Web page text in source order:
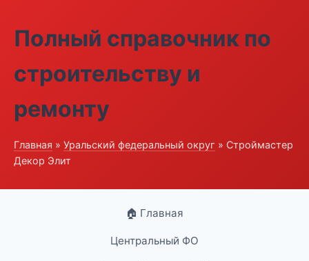
Полный справочник по
строительству и
ремонту
Главная » Уральский федеральный округ » Строймастер
Декор Элит
🏠 Главная
Центральный ФО